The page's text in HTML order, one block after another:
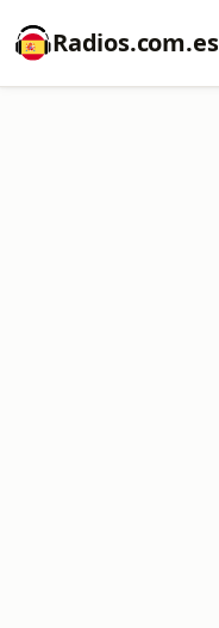
Radios.com.es